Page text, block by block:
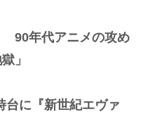
90年代アニメの攻め
」
に『新世紀エヴァ